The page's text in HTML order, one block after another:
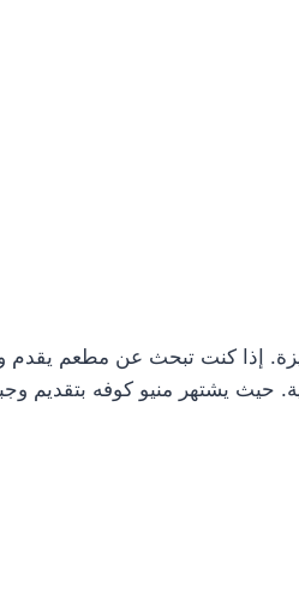
إذا كنت تبحث عن مطعم
حيث يشتهر منيو كوفه بتقديم